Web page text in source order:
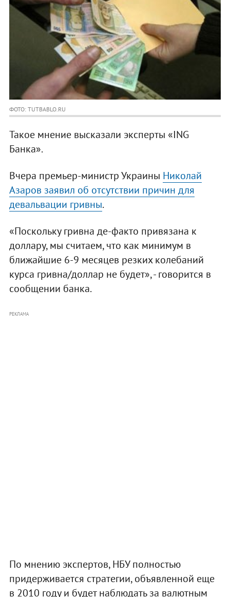
ФОТО: TUTBABLO.RU
Такое мнение высказали эксперты «ING
Банка».
Вчера премьер-министр Украины Николай
Азаров заявил об отсутствии причин для
девальвации гривны.
«Поскольку гривна де-факто привязана к
доллару, мы считаем, что как минимум в
ближайшие 6-9 месяцев резких колебаний
курса гривна/доллар не будет», - говорится в
сообщении банка.
РЕКЛАМА
По мнению экспертов, НБУ полностью
придерживается стратегии, объявленной еще
в 2010 году и будет наблюдать за валютным